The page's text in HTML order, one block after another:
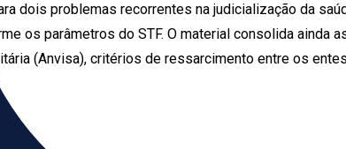
dois problemas recorrentes na judicialização da
os parâmetros do STF. O material consolida
(Anvisa), critérios de ressarcimento entre os